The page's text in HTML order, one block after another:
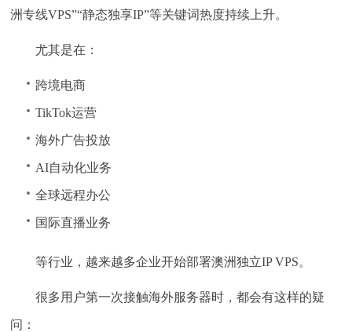
洲专线VPS”“静态独享IP”等关键词热度持续上升。
尤其是在：
跨境电商
TikTok运营
海外广告投放
AI自动化业务
全球远程办公
国际直播业务
等行业，越来越多企业开始部署澳洲独立IP VPS。
很多用户第一次接触海外服务器时，都会有这样的疑
问：